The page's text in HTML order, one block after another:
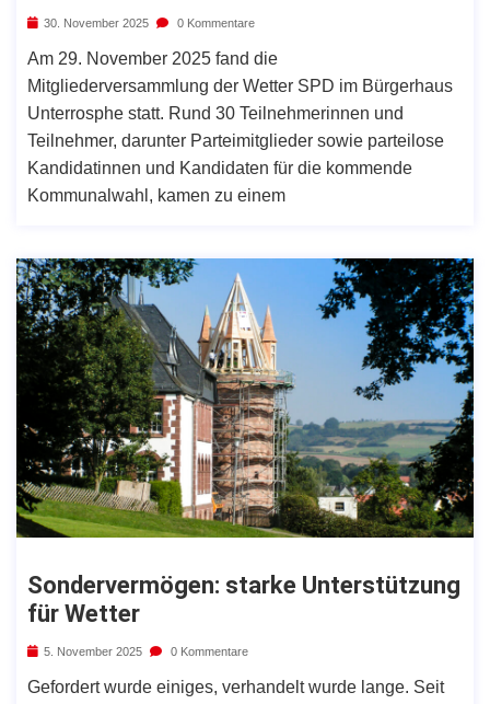
30. November 2025 0 Kommentare
Am 29. November 2025 fand die
Mitgliederversammlung der Wetter SPD im Bürgerhaus
Unterrosphe statt. Rund 30 Teilnehmerinnen und
Teilnehmer, darunter Parteimitglieder sowie parteilose
Kandidatinnen und Kandidaten für die kommende
Kommunalwahl, kamen zu einem
Sondervermögen: starke Unterstützung
für Wetter
5. November 2025 0 Kommentare
Gefordert wurde einiges, verhandelt wurde lange. Seit